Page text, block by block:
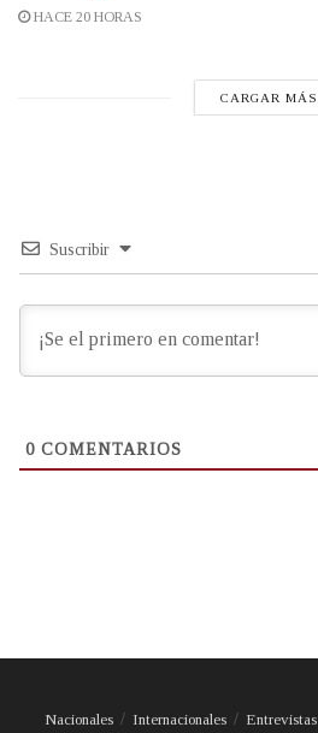
HACE 20 HORAS
CARGAR MÁS
Suscribir
0 COMENTARIOS
Nacionales Internacionales Entrevistas